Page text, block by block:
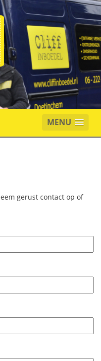
MENU
gerust contact op of